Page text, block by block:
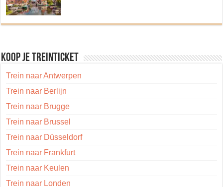
Koop je treinticket
Trein naar Antwerpen
Trein naar Berlijn
Trein naar Brugge
Trein naar Brussel
Trein naar Düsseldorf
Trein naar Frankfurt
Trein naar Keulen
Trein naar Londen